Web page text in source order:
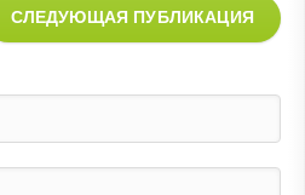
СЛЕДУЮЩАЯ ПУБЛИКАЦИЯ